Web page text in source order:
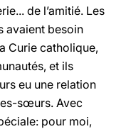
de l’amitié. Les
avaient besoin
Curie catholique,
et ils
eu une relation
sœurs. Avec
pour moi,